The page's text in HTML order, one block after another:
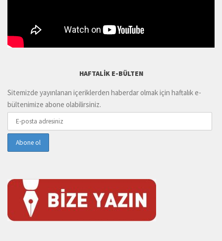
HAFTALIK E-BÜLTEN
Sitemizde yayınlanan içeriklerden haberdar olmak için haftalık e-
bültenimize abone olabilirsiniz.